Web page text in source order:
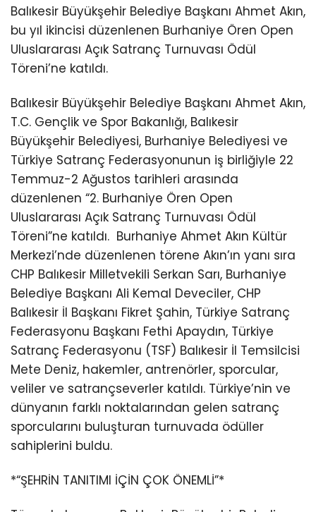
Balıkesir Büyükşehir Belediye Başkanı Ahmet Akın,
bu yıl ikincisi düzenlenen Burhaniye Ören Open
Uluslararası Açık Satranç Turnuvası Ödül
Töreni’ne katıldı.
Balıkesir Büyükşehir Belediye Başkanı Ahmet Akın,
T.C. Gençlik ve Spor Bakanlığı, Balıkesir
Büyükşehir Belediyesi, Burhaniye Belediyesi ve
Türkiye Satranç Federasyonunun iş birliğiyle 22
Temmuz-2 Ağustos tarihleri arasında
düzenlenen “2. Burhaniye Ören Open
Uluslararası Açık Satranç Turnuvası Ödül
Töreni”ne katıldı. Burhaniye Ahmet Akın Kültür
Merkezi’nde düzenlenen törene Akın’ın yanı sıra
CHP Balıkesir Milletvekili Serkan Sarı, Burhaniye
Belediye Başkanı Ali Kemal Deveciler, CHP
Balıkesir İl Başkanı Fikret Şahin, Türkiye Satranç
Federasyonu Başkanı Fethi Apaydın, Türkiye
Satranç Federasyonu (TSF) Balıkesir İl Temsilcisi
Mete Deniz, hakemler, antrenörler, sporcular,
veliler ve satrançseverler katıldı. Türkiye’nin ve
dünyanın farklı noktalarından gelen satranç
sporcularını buluşturan turnuvada ödüller
sahiplerini buldu.
*“ŞEHRİN TANITIMI İÇİN ÇOK ÖNEMLİ”*